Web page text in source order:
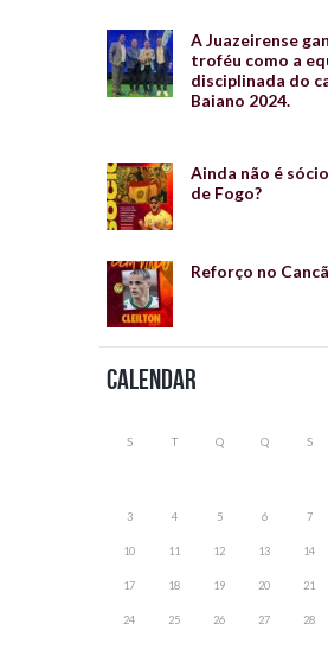
A Juazeirense
troféu como a
disciplinada do
Baiano 2024.
Ainda não é
de Fogo?
Reforço no
Calendar
S T Q Q S
3 4 5 6 7
10 11 12 13 14
17 18 19 20 21
24 25 26 27 28